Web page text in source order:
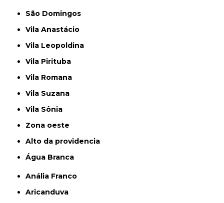
São Domingos
Vila Anastácio
Vila Leopoldina
Vila Pirituba
Vila Romana
Vila Suzana
Vila Sônia
Zona oeste
alto da providencia
Água Branca
Anália Franco
Aricanduva